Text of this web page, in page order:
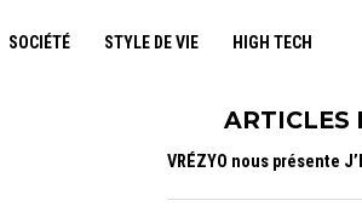
SOCIÉTÉ STYLE DE VIE HIGH TECH
ARTICLES
VRÉZYO nous présente